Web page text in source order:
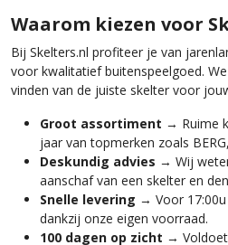
Waarom kiezen voor
Bij Skelters.nl profiteer je van
voor kwalitatief buitenspeelgoed.
vinden van de juiste skelter voor
Groot assortiment → Ruime
jaar van topmerken zoals
Deskundig advies → Wij
aanschaf van een skelter en
Snelle levering → Voor
dankzij onze eigen voorraad.
100 dagen op zicht →